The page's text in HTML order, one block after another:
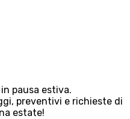
pausa estiva.
preventivi e richieste di
estate!